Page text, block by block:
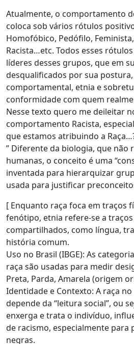
Atualmente, o comportamento
coloca sob vários rótulos
Homofóbico, Pedófilo,
Racista…etc. Todos esses
líderes desses grupos, que em
desqualificados por sua
comportamental, etnia e
conformidade com quem
Nesse texto quero me deileitar
comportamento Racista,
que estamos atribuindo a
” Diferente da biologia, que não
humanas, o conceito é uma
inventada para hierarquizar
usada para justificar
[ Enquanto raça foca em traços
fenótipo, etnia refere-se a
compartilhados, como língua,
história comum.
Uso no Brasil (IBGE): As
raça são usadas para medir
Preta, Parda, Amarela (origem
Identidade e Contexto: A raça
depende da “leitura social”, ou
enxerga e trata o indivíduo,
de racismo, especialmente para
negras.